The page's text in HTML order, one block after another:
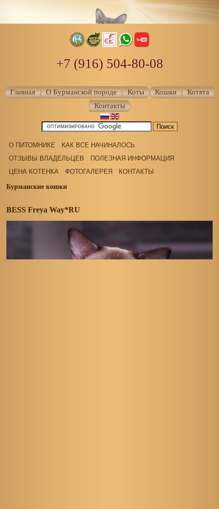
+7 (916) 504-80-08
Главная О Бурманской породе Коты Кошки
Котята
Контакты
О ПИТОМНИКЕ
КАК ВСЕ НАЧИНАЛОСЬ
ОТЗЫВЫ ВЛАДЕЛЬЦЕВ
ПОЛЕЗНАЯ ИНФОРМАЦИЯ
ЦЕНА КОТЕНКА
ФОТОГАЛЕРЕЯ КОНТАКТЫ
Бурманские кошки
BESS Freya Way*RU